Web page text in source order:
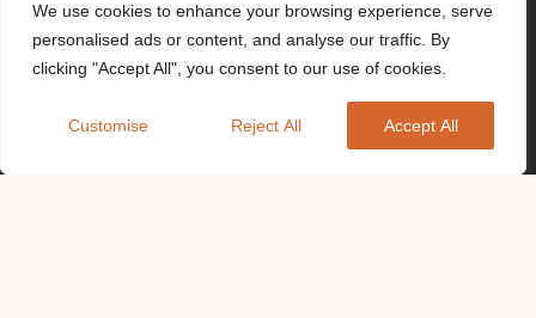
We use cookies to enhance your browsing experience, serve
personalised ads or content, and analyse our traffic. By
clicking "Accept All", you consent to our use of cookies.
Customise Reject All Accept All